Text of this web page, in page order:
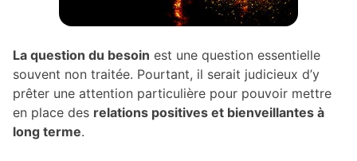
La question du besoin est une question essentielle
souvent non traitée. Pourtant, il serait judicieux d’y
prêter une attention particulière pour pouvoir mettre
en place des relations positives et bienveillantes à
long terme.